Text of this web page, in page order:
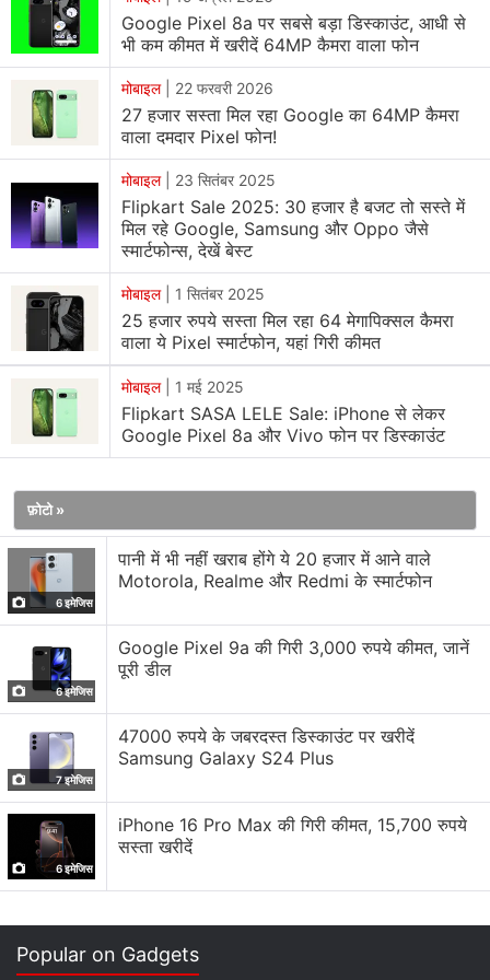
Google Pixel 8aकी प्राइसिंग लीक हो गई है।
PassionateGeekz कीरिपोर्टके अनुसार, कनाड़ा में एक रिटेलर
लिस्टिंग कहती है कि फोन की कीमत CAD 708.99 (लगभग Rs.
42,830) होगी जिसमें इसका 128 जीबी स्टोरेज वेरिएंट शामिल है।
जबकि 256 जीबी वेरिएंट की कीमत CAD 792.99 (लगभग Rs.
47,900) बताई गई है। यहां पर रिटेलर का नाम नहीं बताया गया है।
Pixel 8a इसके पुराने मॉडल से महंगा होगा जो कि भारत में 1000
रुपये से लेकर 2000 रुपये तक महंगा हो सकता है। Pixel 7a को
कंपनी ने मई 2023 में लॉन्च किया था। इसके सिंगल 8 जीबी रैम और
128 जीबी स्टोरेज वेरिएंट की कीमत 43,999 रुपये थी।
Google Pixel 8a specifications (rumoured)
Google Pixel 8a में Tensor G3 चिपसेट देखने को मिल सकता
है। फोन में 6.1 इंच OLED डिस्प्ले बताया गया है। इसमें 120Hz
रिफ्रेश रेट होगा। यह 5G और 4G LTE कनेक्टिविटी के साथ आ
सकता है। फोन में डुअल कैमरा सेटअप दिया जा सकता है। जिसमें मेन
लेंस 64 मेगापिक्सल का होगा। साथ ही 13 मेगापिक्सल का अल्ट्रावाइड
लेंस होगा। फोन के डाइमेंशन 153.44 x 72.74 x 8.94mm बताए
गए हैं। डस्ट और वॉटर रसिस्टेंस के लिए इसमें IP रेटिंग भी देखने को
मिल सकती है। यह वायरलेस चार्जिंग सपोर्ट के साथ आ सकता है।
Google Pixel 8a पर सबसे बड़ा डिस्काउंट, आधी से
भी कम कीमत में खरीदें 64MP कैमरा वाला फोन
मोबाइल| 22 फरवरी 2026
27 हजार सस्ता मिल रहा Google का 64MP कैमरा
वाला दमदार Pixel फोन!
मोबाइल| 23 सितंबर 2025
Flipkart Sale 2025: 30 हजार है बजट तो सस्ते में
मिल रहे Google, Samsung और Oppo जैसे
स्मार्टफोन्स, देखें बेस्ट
मोबाइल| 1 सितंबर 2025
25 हजार रुपये सस्ता मिल रहा 64 मेगापिक्सल कैमरा
वाला ये Pixel स्मार्टफोन, यहां गिरी कीमत
मोबाइल| 1 मई 2025
Flipkart SASA LELE Sale: iPhone से लेकर
Google Pixel 8a और Vivo फोन पर डिस्काउंट
फ़ोटो »
6 इमेजिस
पानी में भी नहीं खराब होंगे ये 20 हजार में आने वाले
Motorola, Realme और Redmi के स्मार्टफोन
6 इमेजिस
Google Pixel 9a की गिरी 3,000 रुपये कीमत, जानें
पूरी डील
7 इमेजिस
47000 रुपये के जबरदस्त डिस्काउंट पर खरीदें
Samsung Galaxy S24 Plus
6 इमेजिस
iPhone 16 Pro Max की गिरी कीमत, 15,700 रुपये
सस्ता खरीदें
Popular on Gadgets